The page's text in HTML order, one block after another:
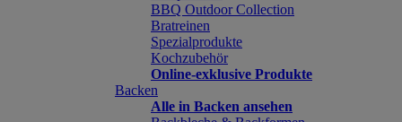
BBQ Outdoor Collection
Bratreinen
Spezialprodukte
Kochzubehör
Online-exklusive Produkte
Backen
Alle in Backen ansehen